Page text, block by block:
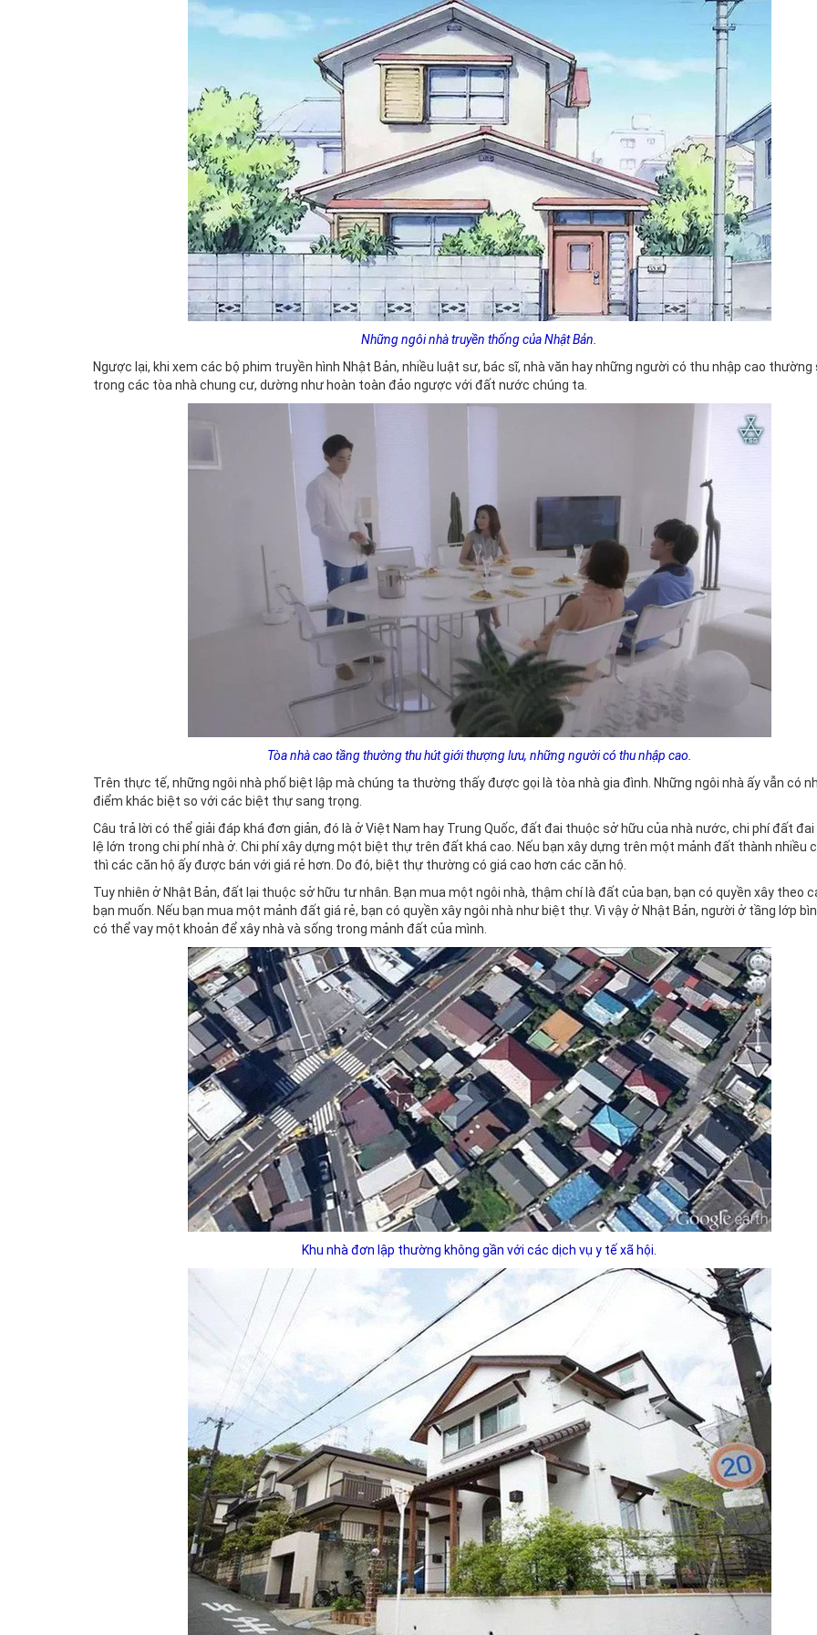
Những ngôi nhà truyền thống của Nhật Bản.
Ngược lại, khi xem các bộ phim truyền hình Nhật Bản, nhiều luật sư, bác sĩ, nhà văn hay những người có thu nhập cao thường
trong các tòa nhà chung cư, dường như hoàn toàn đảo ngược với đất nước chúng ta.
Tòa nhà cao tầng thường thu hút giới thượng lưu, những người có thu nhập cao.
Trên thực tế, những ngôi nhà phố biệt lập mà chúng ta thường thấy được gọi là tòa nhà gia đình. Những ngôi nhà ấy vẫn có
điểm khác biệt so với các biệt thự sang trọng.
Câu trả lời có thể giải đáp khá đơn giản, đó là ở Việt Nam hay Trung Quốc, đất đai thuộc sở hữu của nhà nước, chi phí đất
lệ lớn trong chi phí nhà ở. Chi phí xây dựng một biệt thự trên đất khá cao. Nếu bạn xây dựng trên một mảnh đất thành nhiều
thì các căn hộ ấy được bán với giá rẻ hơn. Do đó, biệt thự thường có giá cao hơn các căn hộ.
Tuy nhiên ở Nhật Bản, đất lại thuộc sở hữu tư nhân. Bạn mua một ngôi nhà, thậm chí là đất của bạn, bạn có quyền xây theo
bạn muốn. Nếu bạn mua một mảnh đất giá rẻ, bạn có quyền xây ngôi nhà như biệt thự. Vì vậy ở Nhật Bản, người ở tầng lớp
có thể vay một khoản để xây nhà và sống trong mảnh đất của mình.
Khu nhà đơn lập thường không gần với các dịch vụ y tế xã hội.